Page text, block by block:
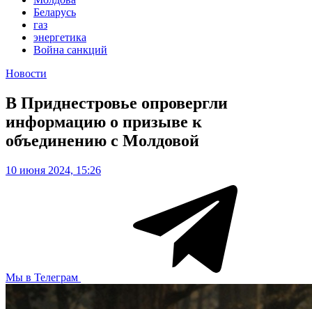
Беларусь
газ
энергетика
Война санкций
Новости
В Приднестровье опровергли
информацию о призыве к
объединению с Молдовой
10 июня 2024, 15:26
Мы в Телеграм